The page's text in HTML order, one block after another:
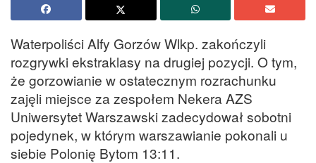
Waterpoliści Alfy Gorzów Wlkp. zakończyli
rozgrywki ekstraklasy na drugiej pozycji. O tym,
że gorzowianie w ostatecznym rozrachunku
zajęli miejsce za zespołem Nekera AZS
Uniwersytet Warszawski zadecydował sobotni
pojedynek, w którym warszawianie pokonali u
siebie Polonię Bytom 13:11.